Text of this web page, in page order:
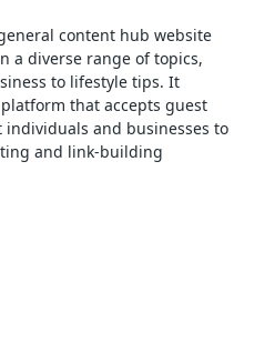
content hub website
a diverse range of topics,
to lifestyle tips. It
that accepts guest
and businesses to
and link-building